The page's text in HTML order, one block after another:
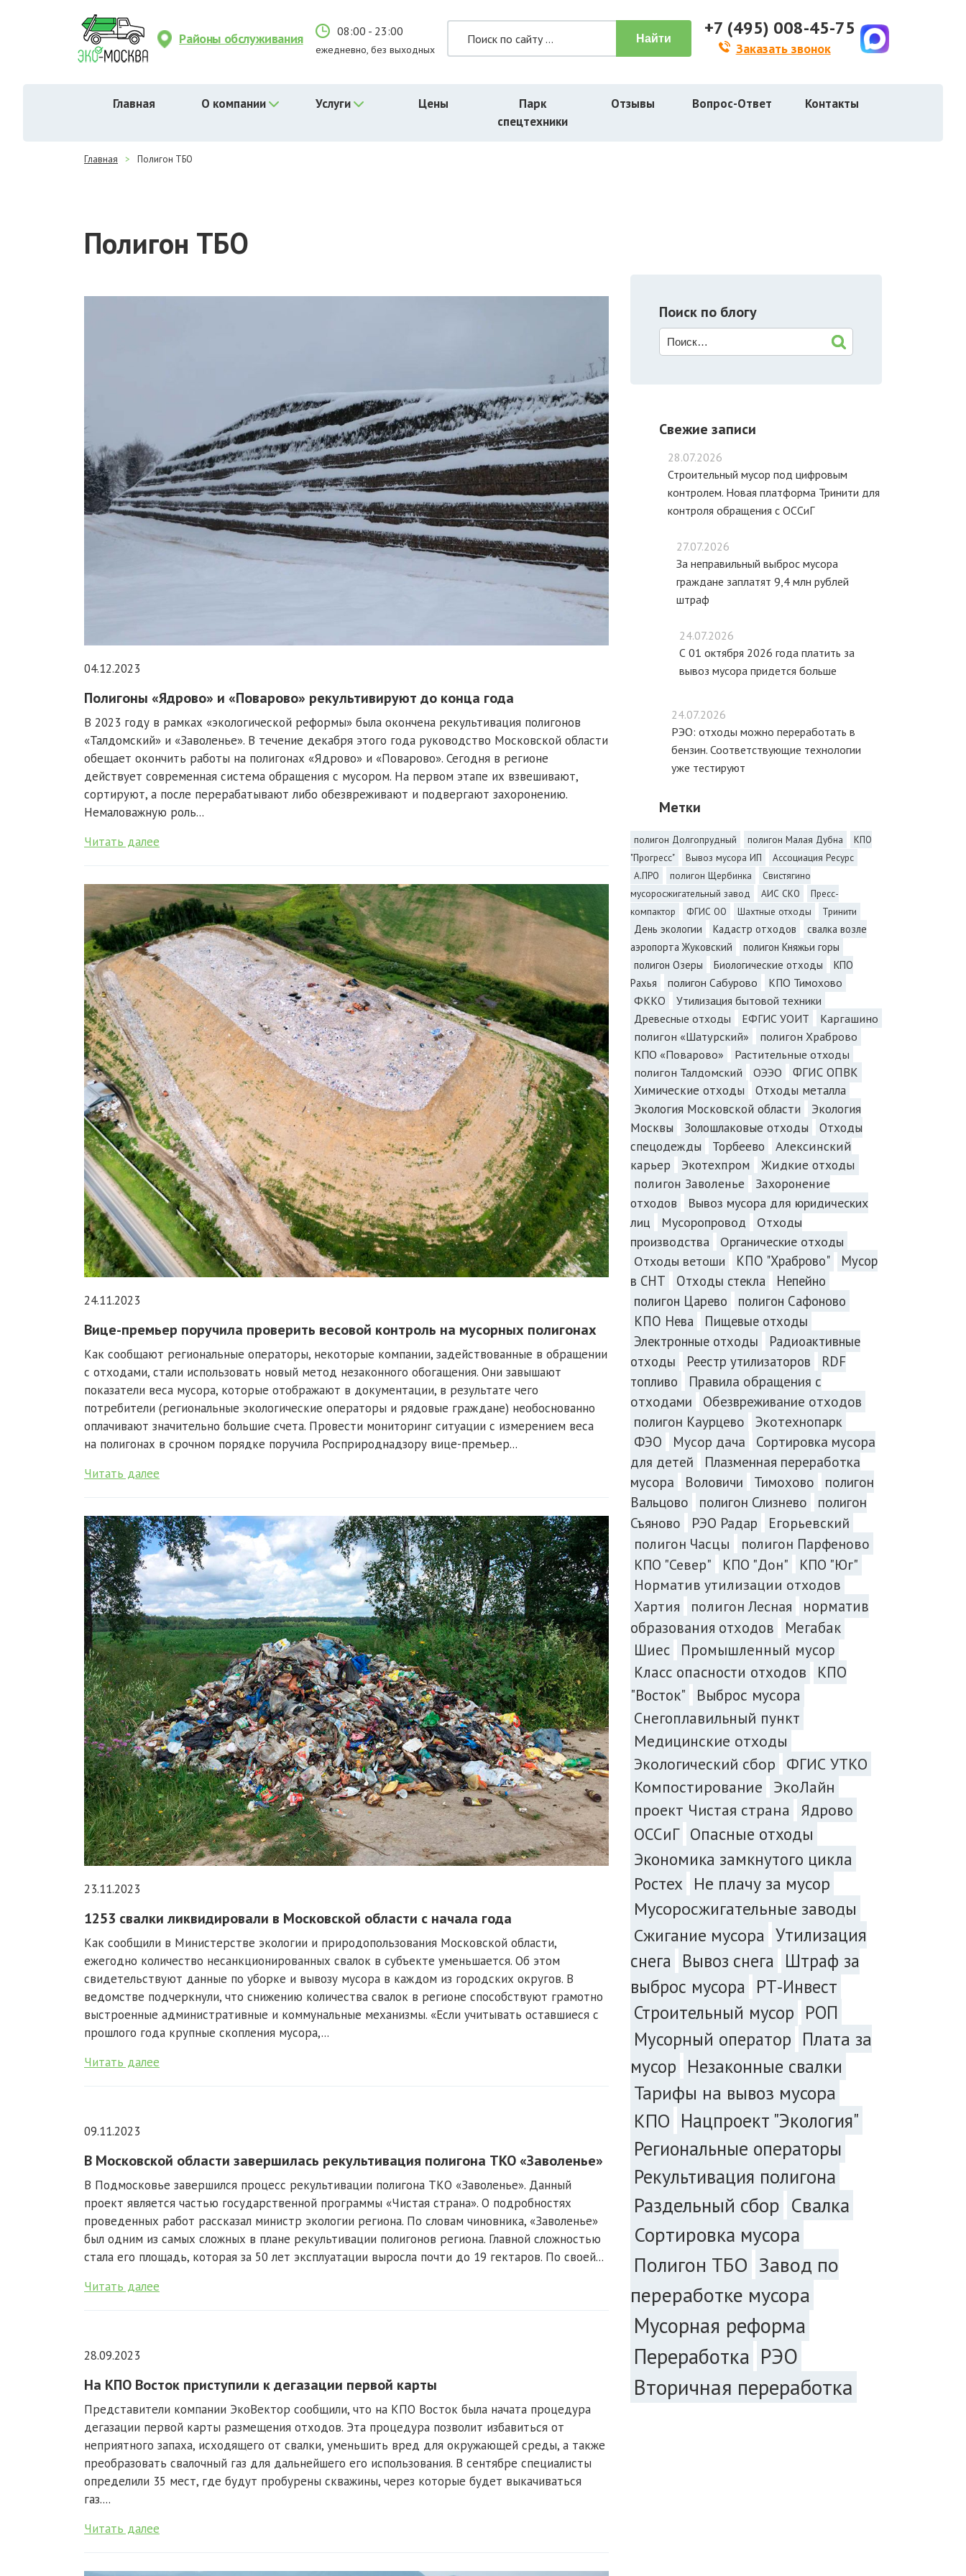
Районы обслуживания 08:00 - 23:00
ежедневно, без выходных
+7 (495) 008-45-75
Заказать звонок
Главная О компании Услуги Цены
Парк
спецтехники
Отзывы Вопрос-Ответ Контакты
Главная > Полигон ТБО
Полигон ТБО
04.12.2023
Полигоны «Ядрово» и «Поварово» рекультивируют до конца года
В 2023 году в рамках «экологической реформы» была окончена рекультивация полигонов
«Талдомский» и «Заволенье». В течение декабря этого года руководство Московской области
обещает окончить работы на полигонах «Ядрово» и «Поварово». Сегодня в регионе
действует современная система обращения с мусором. На первом этапе их взвешивают,
сортируют, а после перерабатывают либо обезвреживают и подвергают захоронению.
Немаловажную роль...
Читать далее
24.11.2023
Вице-премьер поручила проверить весовой контроль на мусорных полигонах
Как сообщают региональные операторы, некоторые компании, задействованные в обращении
с отходами, стали использовать новый метод незаконного обогащения. Они завышают
показатели веса мусора, которые отображают в документации, в результате чего
потребители (региональные экологические операторы и рядовые граждане) необоснованно
оплачивают значительно большие счета. Провести мониторинг ситуации с измерением веса
на полигонах в срочном порядке поручила Росприроднадзору вице-премьер...
Читать далее
23.11.2023
1253 свалки ликвидировали в Московской области с начала года
Как сообщили в Министерстве экологии и природопользования Московской области,
ежегодно количество несанкционированных свалок в субъекте уменьшается. Об этом
свидетельствуют данные по уборке и вывозу мусора в каждом из городских округов. В
ведомстве подчеркнули, что снижению количества свалок в регионе способствуют грамотно
выстроенные административные и коммунальные механизмы. «Если учитывать оставшиеся с
прошлого года крупные скопления мусора,...
Читать далее
09.11.2023
В Московской области завершилась рекультивация полигона ТКО «Заволенье»
В Подмосковье завершился процесс рекультивации полигона ТКО «Заволенье». Данный
проект является частью государственной программы «Чистая страна». О подробностях
проведенных работ рассказал министр экологии региона. По словам чиновника, «Заволенье»
был одним из самых сложных в плане рекультивации полигонов региона. Главной сложностью
стала его площадь, которая за 50 лет эксплуатации выросла почти до 19 гектаров. По своей...
Читать далее
28.09.2023
На КПО Восток приступили к дегазации первой карты
Представители компании ЭкоВектор сообщили, что на КПО Восток была начата процедура
дегазации первой карты размещения отходов. Эта процедура позволит избавиться от
неприятного запаха, исходящего от свалки, уменьшить вред для окружающей среды, а также
преобразовать свалочный газ для дальнейшего его использования. В сентябре специалисты
определили 35 мест, где будут пробурены скважины, через которые будет выкачиваться
газ....
Читать далее
Поиск по блогу
Свежие записи
28.07.2026
Строительный мусор под цифровым
контролем. Новая платформа Тринити для
контроля обращения с ОССиГ
27.07.2026
За неправильный выброс мусора
граждане заплатят 9,4 млн рублей
штраф
24.07.2026
С 01 октября 2026 года платить за
вывоз мусора придется больше
24.07.2026
РЭО: отходы можно переработать в
бензин. Соответствующие технологии
уже тестируют
Метки
полигон Долгопрудный полигон Малая Дубна
КПО
"Прогресс"
Вывоз мусора ИП
Ассоциация Ресурс
А.ПРО
полигон Щербинка
Свистягино
мусоросжигательный завод
АИС СКО
Пресс-
компактор
ФГИС ОО Шахтные отходы Тринити
День экологии Кадастр отходов
свалка возле
аэропорта Жуковский
полигон Княжьи горы
полигон Озеры
Биологические отходы
КПО
Рахья
полигон Сабурово
КПО Тимохово
ФККО
Утилизация бытовой техники
Древесные отходы
ЕФГИС УОИТ
Каргашино
полигон «Шатурский»
полигон Храброво
КПО «Поварово»
Растительные отходы
полигон Талдомский
ОЭЭО
ФГИС ОПВК
Химические отходы
Отходы металла
Экология Московской области
Экология
Москвы
Золошлаковые отходы
Отходы
спецодежды
Торбеево
Алексинский
карьер
Экотехпром
Жидкие отходы
полигон Заволенье
Захоронение
отходов
Вывоз мусора для юридических
лиц
Мусоропровод
Отходы
производства
Органические отходы
Отходы ветоши
КПО "Храброво"
Мусор
в СНТ
Отходы стекла
Непейно
полигон Царево
полигон Сафоново
КПО Нева
Пищевые отходы
Электронные отходы
Радиоактивные
отходы
Реестр утилизаторов
RDF
топливо
Правила обращения с
отходами
Обезвреживание отходов
полигон Каурцево
Экотехнопарк
ФЭО
Мусор дача
Сортировка мусора
для детей
Плазменная переработка
мусора
Воловичи Тимохово
полигон
Вальцово
полигон Слизнево
полигон
Съяново
РЭО Радар
Егорьевский
полигон Часцы
полигон Парфеново
КПО "Север"
КПО "Дон" КПО "Юг"
Норматив утилизации отходов
Хартия
полигон Лесная
норматив
образования отходов
Мегабак
Шиес
Промышленный мусор
Класс опасности отходов
КПО
"Восток"
Выброс мусора
Снегоплавильный пункт
Медицинские отходы
Экологический сбор
ФГИС УТКО
Компостирование
ЭкоЛайн
проект Чистая страна
Ядрово
ОССиГ Опасные отходы
Экономика замкнутого цикла
Ростех Не плачу за мусор
Мусоросжигательные заводы
Сжигание мусора Утилизация
снега Вывоз снега Штраф за
выброс мусора РТ-Инвест
Строительный мусор РОП
Мусорный оператор Плата за
мусор Незаконные свалки
Тарифы на вывоз мусора
КПО Нацпроект "Экология"
Региональные операторы
Рекультивация полигона
Раздельный сбор Свалка
Сортировка мусора
Полигон ТБО Завод по
переработке мусора
Мусорная реформа
Переработка РЭО
Вторичная переработка